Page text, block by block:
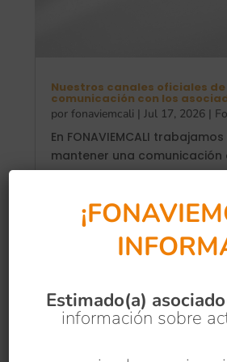
Nuestros canales oficiales de
comunicación con los
porfonaviemcali |Jul 17, 2026 |
En FONAVIEMCALI
mantener una comunicación
transparente y segura con
garantizar que cada
de manera directa y confiable,
informamos que todos los
Estimado(a)
información sobre